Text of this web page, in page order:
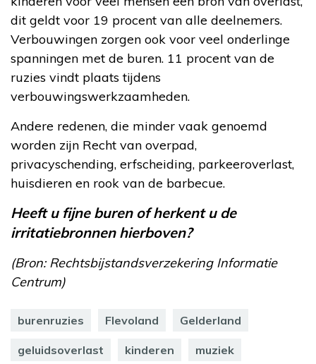
dit geldt voor 19 procent van alle deelnemers.
Verbouwingen zorgen ook voor veel onderlinge
spanningen met de buren. 11 procent van de
ruzies vindt plaats tijdens
verbouwingswerkzaamheden.
Andere redenen, die minder vaak genoemd
worden zijn Recht van overpad,
privacyschending, erfscheiding, parkeeroverlast,
huisdieren en rook van de barbecue.
Heeft u fijne buren of herkent u de
irritatiebronnen hierboven?
(Bron: Rechtsbijstandsverzekering Informatie
Centrum)
burenruzies Flevoland Gelderland
geluidsoverlast kinderen muziek